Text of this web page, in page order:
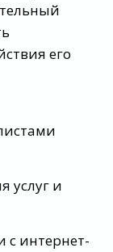
его
услуг и
интернет-